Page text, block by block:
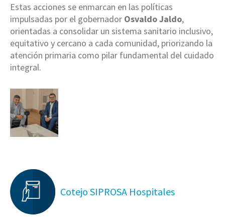
Estas acciones se enmarcan en las políticas
impulsadas por el gobernador Osvaldo Jaldo,
orientadas a consolidar un sistema sanitario inclusivo,
equitativo y cercano a cada comunidad, priorizando la
atención primaria como pilar fundamental del cuidado
integral.
Cotejo SIPROSA Hospitales